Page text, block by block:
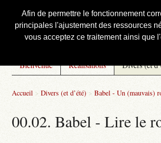
Afin de permettre le fonctionnement
principales l'ajustement des ressources
vous acceptez ce traitement ainsi que
Courbis, « LE »
Bienvenue Réalisations Divers (et
Accueil > Divers (et d’été) > Babel - Un (mauvais)
00.02. Babel - Lire le